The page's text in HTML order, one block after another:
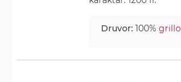
Druvor: 100%grillo